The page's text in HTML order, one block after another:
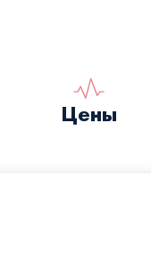
Цены